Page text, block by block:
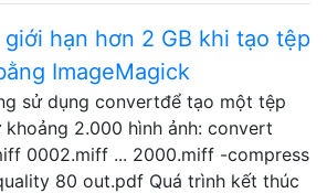
giới hạn hơn 2 GB khi tạo tệp
ImageMagick
sử dụng convertđể tạo một tệp
khoảng 2.000 hình ảnh: convert
0002.miff ... 2000.miff -compress
80 out.pdf Quá trình kết thúc